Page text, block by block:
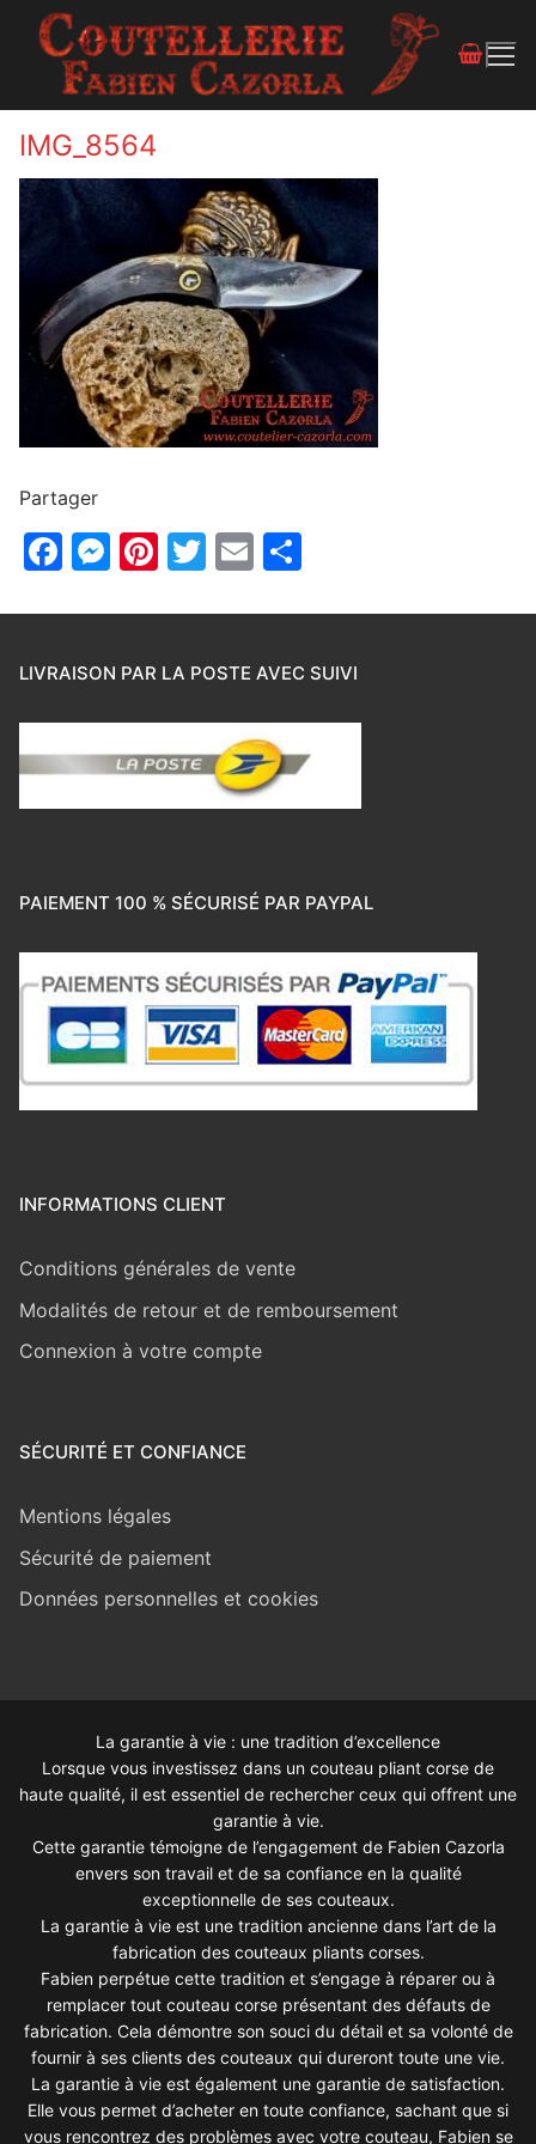
IMG_8564
Partager
Facebook
Messenger
Pinterest
Twitter
Email
LIVRAISON PAR LA POSTE AVEC SUIVI
PAIEMENT 100 % SÉCURISÉ PAR PAYPAL
INFORMATIONS CLIENT
Conditions générales de vente
Modalités de retour et de remboursement
Connexion à votre compte
SÉCURITÉ ET CONFIANCE
Mentions légales
Sécurité de paiement
Données personnelles et cookies
La garantie à vie : une tradition d’excellence
Lorsque vous investissez dans un couteau pliant corse de
haute qualité, il est essentiel de rechercher ceux qui offrent une
garantie à vie.
Cette garantie témoigne de l’engagement de Fabien Cazorla
envers son travail et de sa confiance en la qualité
exceptionnelle de ses couteaux.
La garantie à vie est une tradition ancienne dans l’art de la
fabrication des couteaux pliants corses.
Fabien perpétue cette tradition et s’engage à réparer ou à
remplacer tout couteau corse présentant des défauts de
fabrication. Cela démontre son souci du détail et sa volonté de
fournir à ses clients des couteaux qui dureront toute une vie.
La garantie à vie est également une garantie de satisfaction.
Elle vous permet d’acheter en toute confiance, sachant que si
vous rencontrez des problèmes avec votre couteau, Fabien se